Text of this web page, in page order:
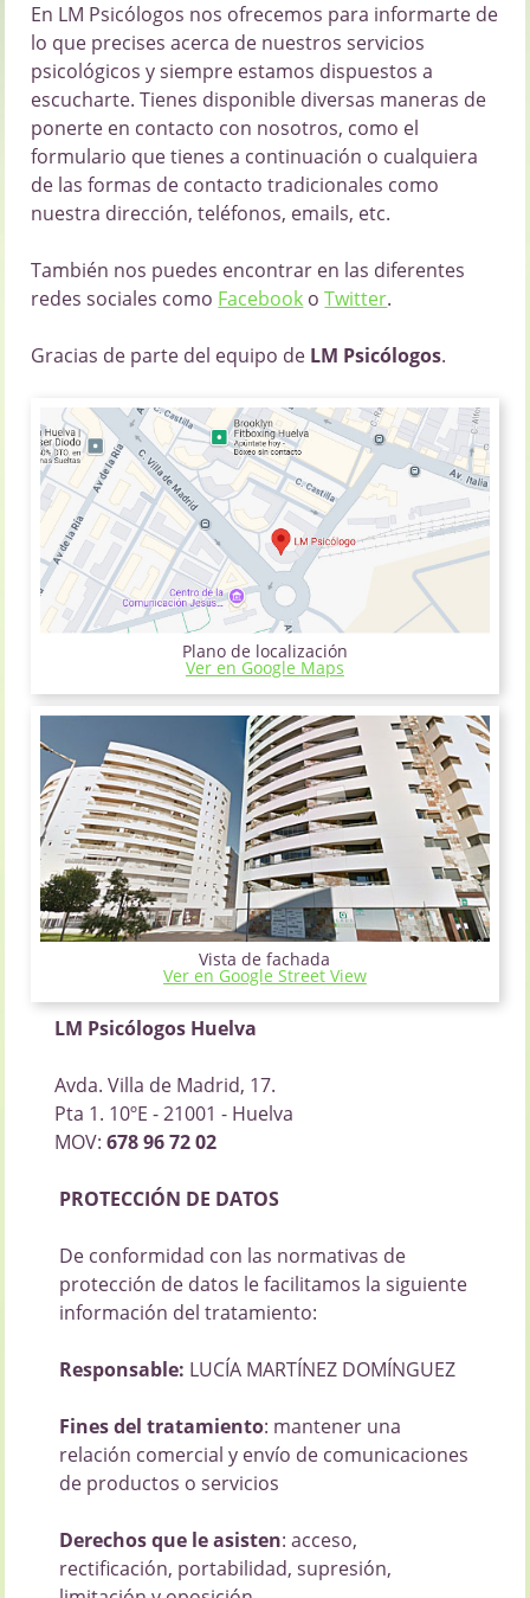
En LM Psicólogos nos ofrecemos para informarte de
lo que precises acerca de nuestros servicios
psicológicos y siempre estamos dispuestos a
escucharte. Tienes disponible diversas maneras de
ponerte en contacto con nosotros, como el
formulario que tienes a continuación o cualquiera
de las formas de contacto tradicionales como
nuestra dirección, teléfonos, emails, etc.
También nos puedes encontrar en las diferentes
redes sociales como Facebook oTwitter.
Gracias de parte del equipo de LM Psicólogos.
Plano de localización
Ver en Google Maps
Vista de fachada
Ver en Google Street View
LM Psicólogos Huelva
Avda. Villa de Madrid, 17.
Pta 1. 10ºE - 21001 - Huelva
MOV:678 96 72 02
PROTECCIÓN DE DATOS
De conformidad con las normativas de
protección de datos le facilitamos la siguiente
información del tratamiento:
Responsable: LUCÍA MARTÍNEZ DOMÍNGUEZ
Fines del tratamiento: mantener una
relación comercial y envío de comunicaciones
de productos o servicios
Derechos que le asisten: acceso,
rectificación, portabilidad, supresión,